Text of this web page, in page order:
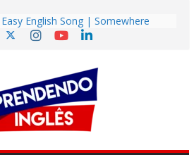
Easy English Song | Somewhere
Over the Rainbow (Israel
Melody (Alex North)
Vídeo | How I m using NotebookLM
to power up my language learning
Vídeo | Do imaginary friends make
you smarter?
Story | Brasília: The City That Rose